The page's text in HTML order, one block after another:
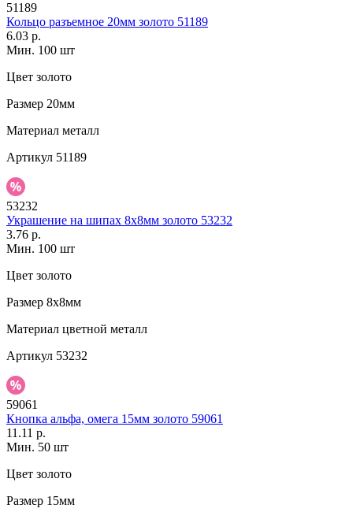
51189
Кольцо разъемное 20мм золото 51189
6.03 р.
Мин. 100 шт
Цвет золото
Размер 20мм
Материал металл
Артикул 51189
53232
Украшение на шипах 8х8мм золото 53232
3.76 р.
Мин. 100 шт
Цвет золото
Размер 8х8мм
Материал цветной металл
Артикул 53232
59061
Кнопка альфа, омега 15мм золото 59061
11.11 р.
Мин. 50 шт
Цвет золото
Размер 15мм